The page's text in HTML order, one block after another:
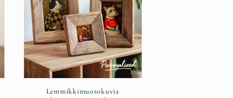
Lemmikkimuotokuvia